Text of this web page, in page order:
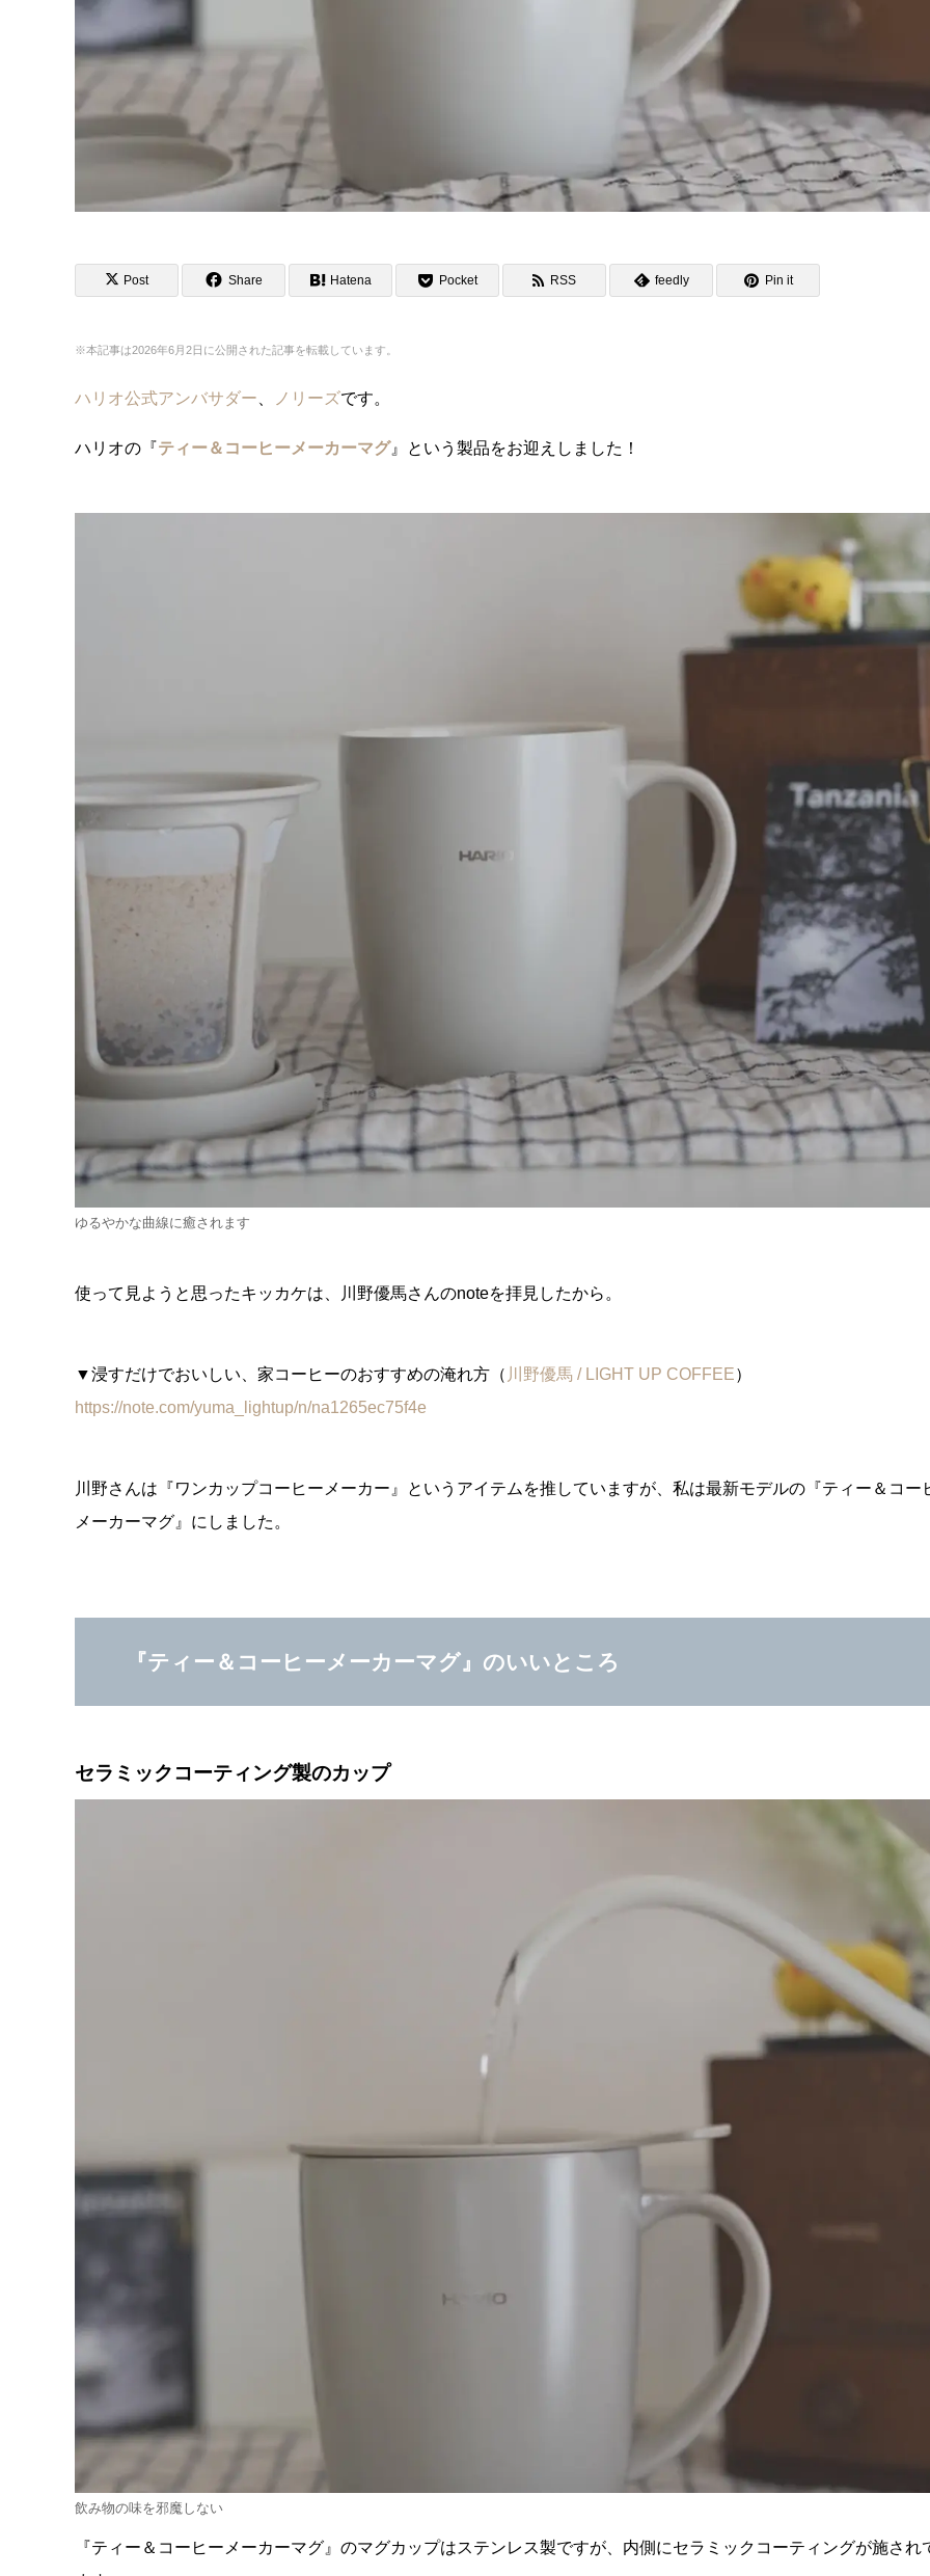
Post Share Hatena Pocket RSS feedly Pin it
※本記事は2026年6月2日に公開された記事を転載しています。
ハリオ公式アンバサダー ノリーズです。
ハリオの『ティー＆コーヒーメーカーマグ』という製品をお迎えしました！
ゆるやかな曲線に癒されます
使って見ようと思ったキッカケは、川野優馬さんのnoteを拝見したから。
▼浸すだけでおいしい、家コーヒーのおすすめの淹れ方（ 川野優馬 / LIGHT UP COFFEE）
https://note.com/yuma_lightup/n/na1265ec75f4e
川野さんは『ワンカップコーヒーメーカー』というアイテムを推していますが、私は最新モデルの『ティー＆コー
メーカーマグ』にしました。
『ティー＆コーヒーメーカーマグ』のいいところ
セラミックコーティング製のカップ
飲み物の味を邪魔しない
『ティー＆コーヒーメーカーマグ』のマグカップはステンレス製ですが、内側にセラミックコーティングが施され